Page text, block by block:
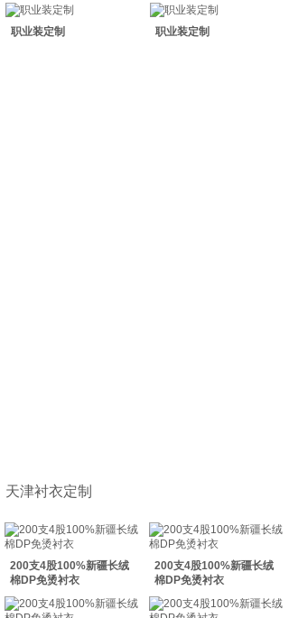
职业装定制 职业装定制
天津衬衣定制
200支4股100%新疆长绒
棉DP免烫衬衣
200支4股100%新疆长绒
棉DP免烫衬衣
双击此处添加文字
双击此处添加文字